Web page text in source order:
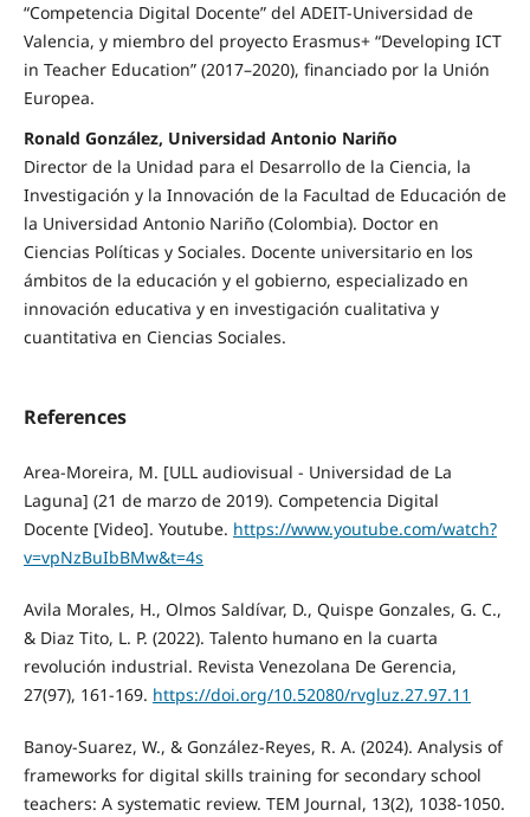
“Competencia Digital Docente” del ADEIT-Universidad de
Valencia, y miembro del proyecto Erasmus+ “Developing ICT
in Teacher Education” (2017–2020), financiado por la Unión
Europea.
Ronald González, Universidad Antonio Nariño
Director de la Unidad para el Desarrollo de la Ciencia, la
Investigación y la Innovación de la Facultad de Educación de
la Universidad Antonio Nariño (Colombia). Doctor en
Ciencias Políticas y Sociales. Docente universitario en los
ámbitos de la educación y el gobierno, especializado en
innovación educativa y en investigación cualitativa y
cuantitativa en Ciencias Sociales.
References
Area-Moreira, M. [ULL audiovisual - Universidad de La
Laguna] (21 de marzo de 2019). Competencia Digital
Docente [Video]. Youtube. https://www.youtube.com/watch?
v=vpNzBuIbBMw&t=4s
Avila Morales, H., Olmos Saldívar, D., Quispe Gonzales, G. C.,
& Diaz Tito, L. P. (2022). Talento humano en la cuarta
revolución industrial. Revista Venezolana De Gerencia,
27(97), 161-169. https://doi.org/10.52080/rvgluz.27.97.11
Banoy-Suarez, W., & González-Reyes, R. A. (2024). Analysis of
frameworks for digital skills training for secondary school
teachers: A systematic review. TEM Journal, 13(2), 1038-1050.